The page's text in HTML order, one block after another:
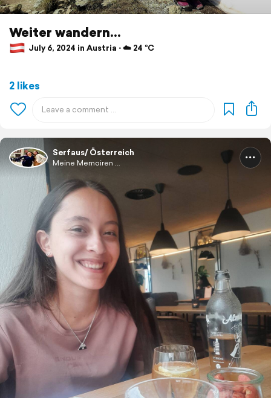
Weiter wandern...
July 6, 2024 in Austria ⋅ ☁️ 24 °C
2 likes
Serfaus/ Österreich
Meine Memoiren ...